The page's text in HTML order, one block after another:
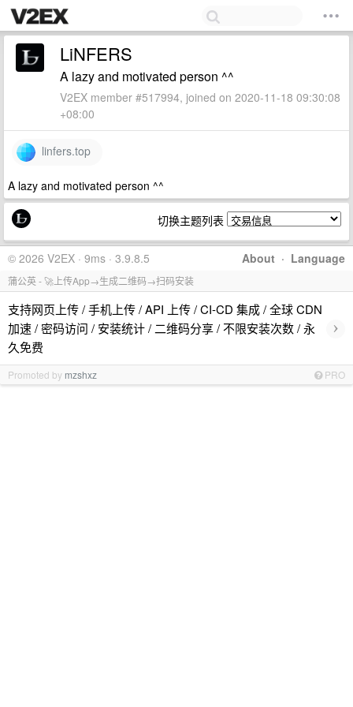
LiNFERS
A lazy and motivated person ^^
V2EX member #517994, joined on 2020-11-18 09:30:08
+08:00
linfers.top
A lazy and motivated person ^^
切换主题列表
About · Language
© 2026 V2EX · 9ms · 3.9.8.5
蒲公英 - 🚀上传App→生成二维码→扫码安装
支持网页上传 / 手机上传 / API 上传 / CI-CD 集成 / 全球 CDN
加速 / 密码访问 / 安装统计 / 二维码分享 / 不限安装次数 / 永
久免费
›
Promoted by mzshxz PRO